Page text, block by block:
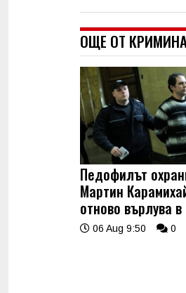
ОЩЕ ОТ
Педофилът
Мартин
отново върлува
06 Aug 9:50 0